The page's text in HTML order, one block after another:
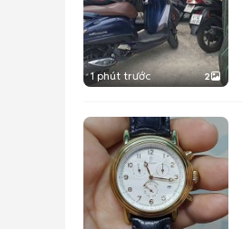
1 phút trước 2